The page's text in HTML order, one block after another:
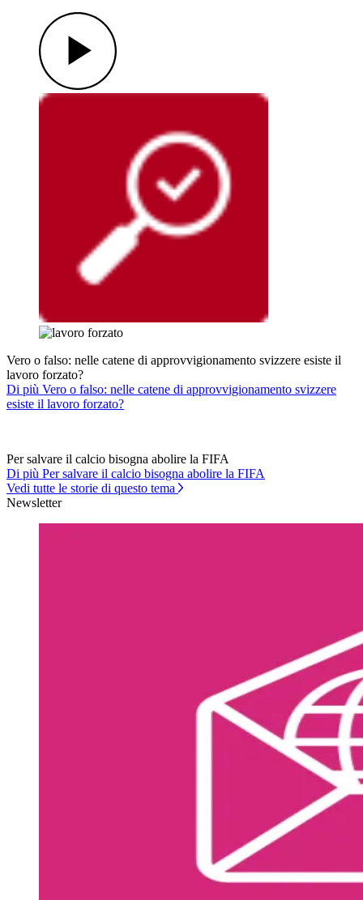
Vero o falso: nelle catene di approvvigionamento svizzere esiste il
lavoro forzato?
Di più Vero o falso: nelle catene di approvvigionamento svizzere
esiste il lavoro forzato?
Per salvare il calcio bisogna abolire la FIFA
Di più Per salvare il calcio bisogna abolire la FIFA
Vedi tutte le storie di questo tema
Newsletter